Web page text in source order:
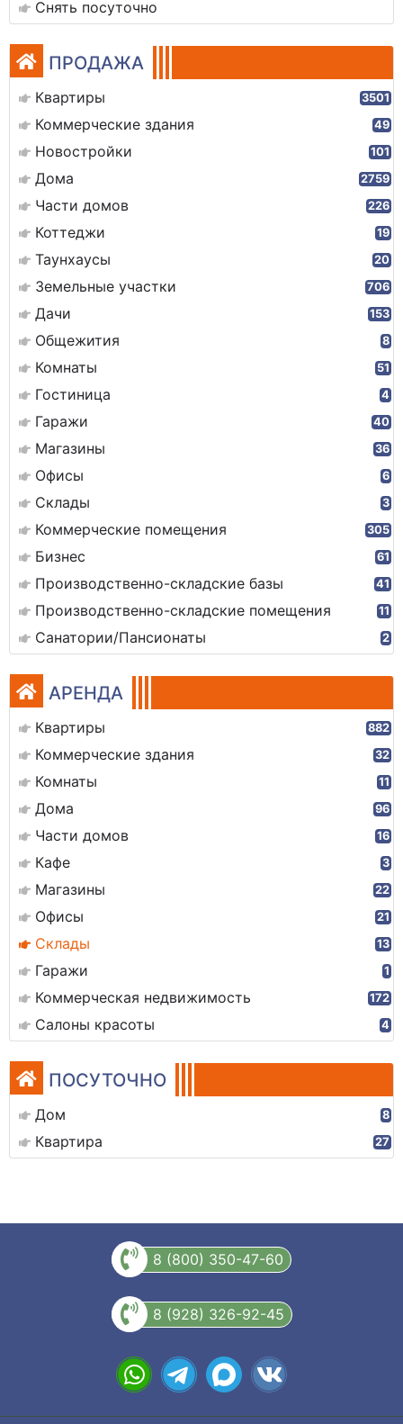
Снять посуточно
ПРОДАЖА
Квартиры 3501
Коммерческие здания 49
Новостройки 101
Дома 2759
Части домов 226
Коттеджи 19
Таунхаусы 20
Земельные участки 706
Дачи 153
Общежития 8
Комнаты 51
Гостиница 4
Гаражи 40
Магазины 36
Офисы 6
Склады 3
Коммерческие помещения 305
Бизнес 61
Производственно-складские базы 41
Производственно-складские помещения 11
Санатории/Пансионаты 2
АРЕНДА
Квартиры 882
Коммерческие здания 32
Комнаты 11
Дома 96
Части домов 16
Кафе 3
Магазины 22
Офисы 21
Склады 13
Гаражи 1
Коммерческая недвижимость 172
Салоны красоты 4
ПОСУТОЧНО
Дом 8
Квартира 27
8 (800) 350-47-60
8 (928) 326-92-45